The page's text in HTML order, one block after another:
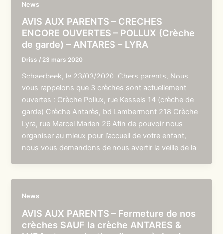
News
AVIS AUX PARENTS – CRECHES
ENCORE OUVERTES – POLLUX (Crèche
de garde) – ANTARES – LYRA
Driss / 23 mars 2020
Schaerbeek, le 23/03/2020 Chers parents, Nous
vous rappelons que 3 crèches sont actuellement
ouvertes : Crèche Pollux, rue Kessels 14 (crèche de
garde) Crèche Antarès, bd Lambermont 218 Crèche
Lyra, rue Marcel Marien 26 Afin de pouvoir nous
organiser au mieux pour l’accueil de votre enfant,
nous vous demandons de nous avertir la veille de la
News
AVIS AUX PARENTS – Fermeture de nos
crèches SAUF la crèche ANTARES &